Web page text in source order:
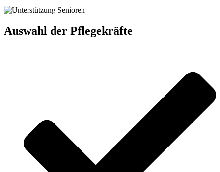
Auswahl der Pflegekräfte